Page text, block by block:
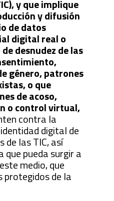
y que implique
y difusión
de datos
digital real o
desnudez de las
género, patrones
o que
de acoso,
o control virtual,
contra la
digital de
de las TIC, así
pueda surgir a
medio, que
protegidos de la